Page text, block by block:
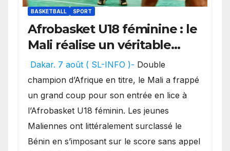
BASKETBALL SPORT
Afrobasket U18 féminine : le
Mali réalise un véritable
festival offensif et inflige
une lourde défaite au
Bénin.
Dakar. 7 août ( SL-INFO )- Double
champion d’Afrique en titre, le Mali a frappé
un grand coup pour son entrée en lice à
l’Afrobasket U18 féminin. Les jeunes
Maliennes ont littéralement surclassé le
Bénin en s’imposant sur le score sans appel